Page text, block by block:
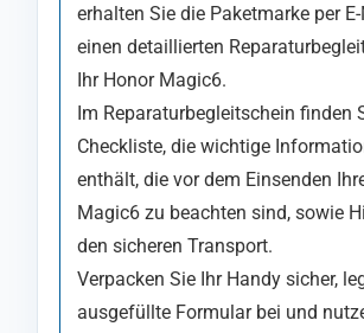
erhalten Sie die Paketmarke per
einen detaillierten
Ihr Honor Magic6.
Im Reparaturbegleitschein finden
Checkliste, die wichtige
enthält, die vor dem Einsenden
Magic6 zu beachten sind, sowie
den sicheren Transport.
Verpacken Sie Ihr Handy sicher,
ausgefüllte Formular bei und